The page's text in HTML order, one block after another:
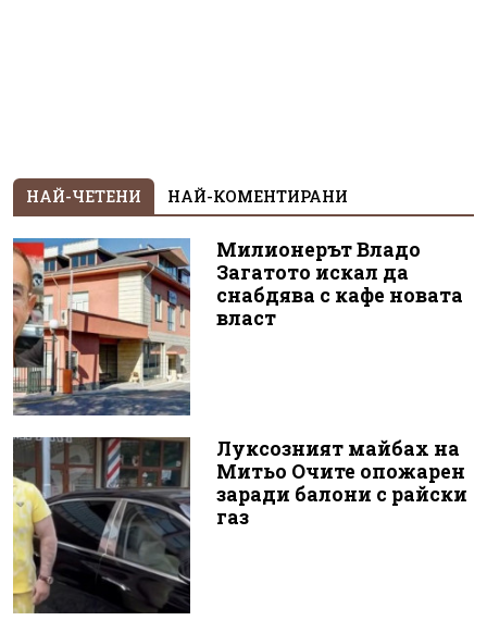
НАЙ-ЧЕТЕНИ НАЙ-КОМЕНТИРАНИ
Милионерът Владо
Загатото искал да
снабдява с кафе новата
власт
Луксозният майбах на
Митьо Очите опожарен
заради балони с райски
газ